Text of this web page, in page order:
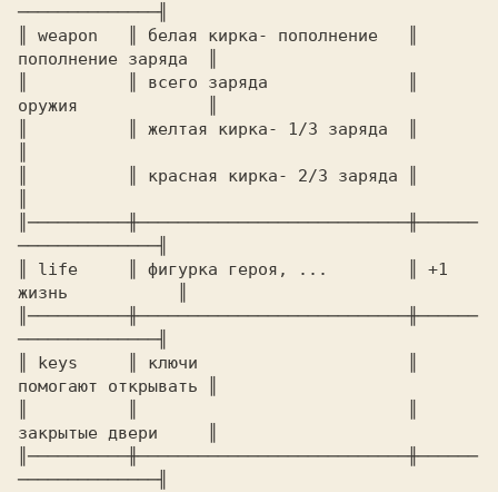
──────────────╢
║ weapon   ║ белая кирка- пополнение   ║
пополнение заряда  ║
║          ║ всего заряда              ║
оружия             ║
║          ║ желтая кирка- 1/3 заряда  ║
║          ║ красная кирка- 2/3 заряда ║
║──────────╫───────────────────────────╫──────
──────────────╢
║ life     ║ фигурка героя, ...        ║ +1
║──────────╫───────────────────────────╫──────
──────────────╢
║ keys     ║ ключи                     ║
помогают открывать ║
закрытые двери     ║
║──────────╫───────────────────────────╫──────
──────────────╢